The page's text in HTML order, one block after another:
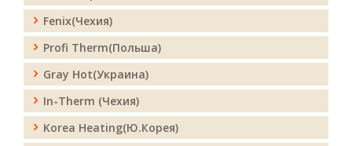
Fenix(Чехия)
Profi Therm(Польша)
Gray Hot(Украина)
In-Therm (Чехия)
Korea Heating(Ю.Корея)